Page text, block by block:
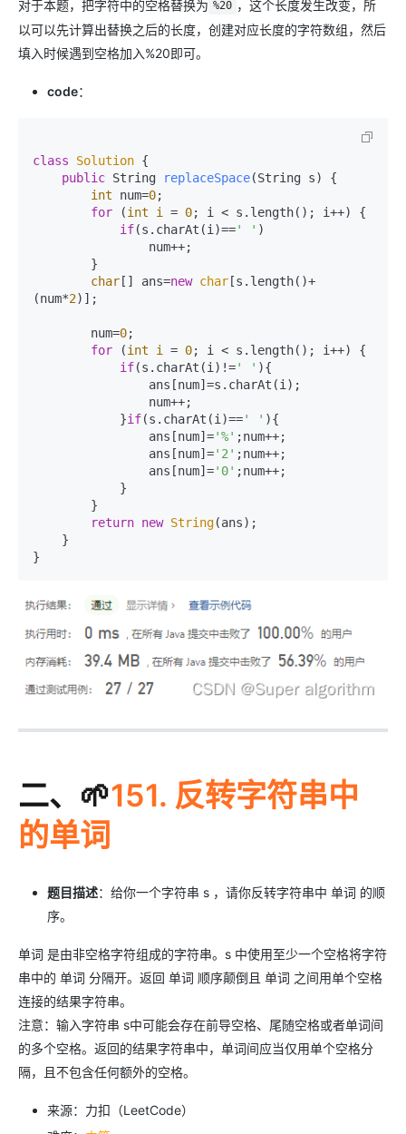
对于本题，把字符中的空格替换为 %20 ，这个长度发生改变，所
以可以先计算出替换之后的长度，创建对应长度的字符数组，然后
填入时候遇到空格加入%20即可。
code：
class Solution {
public String replaceSpace(String s)
{
int num=0;
for (int i = 0; i < s.length(); i++) {
if(s.charAt(i)==' ' )
char[] ans=new char[s.length()+
(num*2)];
        num=
0;
for (int i = 0; i < s.length(); i++) {
if(s.charAt(i)!=' ' ){
            }
if(s.charAt(i)==' ' ){
                ans[num]=
'%' ;num++;
                ans[num]=
'2' ;num++;
                ans[num]=
'0' ;num++;
return new String(ans);
}
二、🌱151. 反转字符串中
的单词
题目描述：给你一个字符串 s ，请你反转字符串中 单词 的顺
序。
单词 是由非空格字符组成的字符串。s 中使用至少一个空格将字符
串中的 单词 分隔开。返回 单词 顺序颠倒且 单词 之间用单个空格
连接的结果字符串。
注意：输入字符串 s中可能会存在前导空格、尾随空格或者单词间
的多个空格。返回的结果字符串中，单词间应当仅用单个空格分
隔，且不包含任何额外的空格。
来源：力扣（LeetCode）